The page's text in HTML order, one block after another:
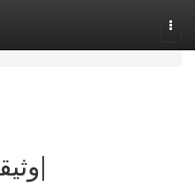
وثيقة صيانة للمشروع|